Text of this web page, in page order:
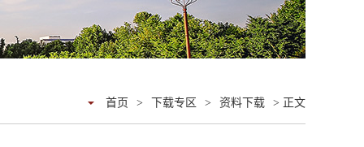
首页 > 下载专区 > 资料下载 > 正文